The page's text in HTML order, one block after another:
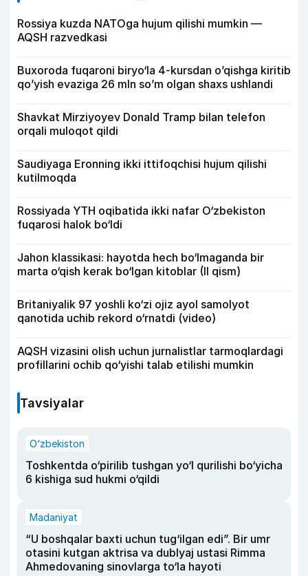
Rossiya kuzda NATOga hujum qilishi mumkin —
AQSH razvedkasi
Buxoroda fuqaroni biryo‘la 4-kursdan o’qishga kiritib
qo’yish evaziga 26 mln so’m olgan shaxs ushlandi
Shavkat Mirziyoyev Donald Tramp bilan telefon
orqali muloqot qildi
Saudiyaga Eronning ikki ittifoqchisi hujum qilishi
kutilmoqda
Rossiyada YTH oqibatida ikki nafar O‘zbekiston
fuqarosi halok bo‘ldi
Jahon klassikasi: hayotda hech bo‘lmaganda bir
marta o‘qish kerak bo‘lgan kitoblar (II qism)
Britaniyalik 97 yoshli ko‘zi ojiz ayol samolyot
qanotida uchib rekord o‘rnatdi (video)
AQSH vizasini olish uchun jurnalistlar tarmoqlardagi
profillarini ochib qo‘yishi talab etilishi mumkin
Tavsiyalar
O‘zbekiston
Toshkentda o‘pirilib tushgan yo‘l qurilishi bo‘yicha
6 kishiga sud hukmi o‘qildi
Madaniyat
“U boshqalar baxti uchun tug‘ilgan edi”. Bir umr
otasini kutgan aktrisa va dublyaj ustasi Rimma
Ahmedovaning sinovlarga to‘la hayoti